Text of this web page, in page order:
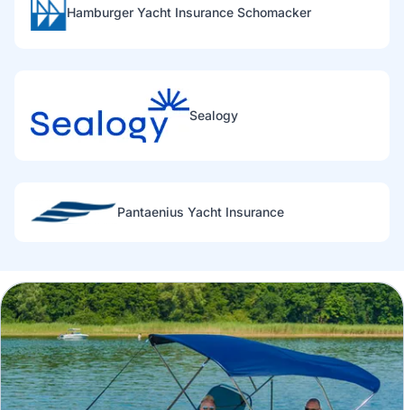
Hamburger Yacht Insurance Schomacker
Sealogy
Pantaenius Yacht Insurance